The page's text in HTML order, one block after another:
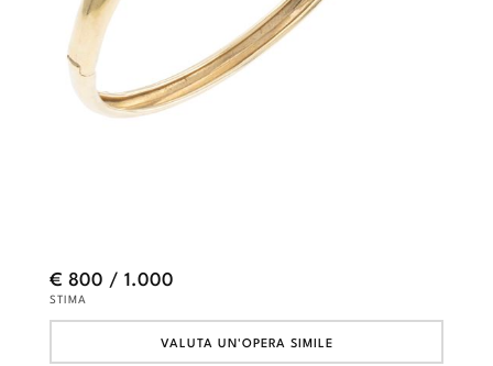
€ 800 / 1.000
STIMA
VALUTA UN'OPERA SIMILE